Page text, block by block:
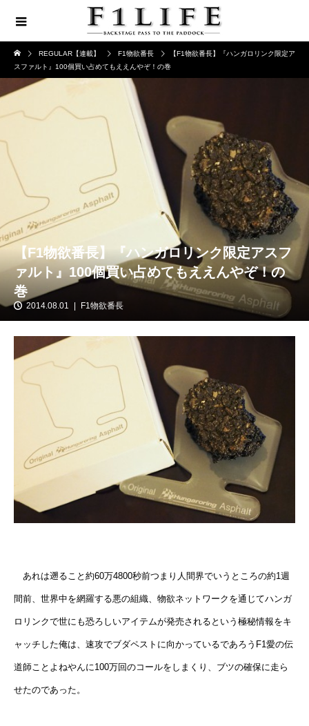
REGULAR【連載】 F1物欲番長
【F1物欲番長】『ハンガロリンク限定ア
スファルト』100個買い占めてもええんやぞ！の巻
【F1物欲番長】『ハンガロリンク限定アスフ
ァルト』100個買い占めてもええんやぞ！の
巻
2014.08.01 F1物欲番長
あれは遡ること約60万4800秒前つまり人間界でいうところの約1週
間前、世界中を網羅する悪の組織、物欲ネットワークを通じてハンガ
ロリンクで世にも恐ろしいアイテムが発売されるという極秘情報をキ
ャッチした俺は、速攻でブダペストに向かっているであろうF1愛の伝
道師ことよねやんに100万回のコールをしまくり、ブツの確保に走ら
せたのであった。